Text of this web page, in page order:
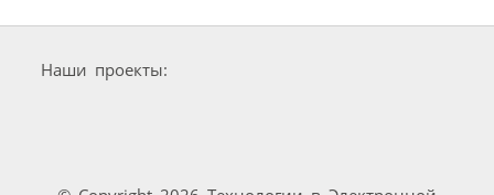
Наши проекты: